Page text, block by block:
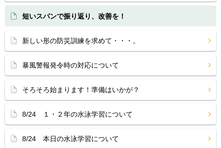
短いスパンで振り返り、改善を！
新しい形の防災訓練を求めて・・・。
暴風警報発令時の対応について
そろそろ始まります！準備はいかが？
8/24 １・２年の水泳学習について
8/24 本日の水泳学習について